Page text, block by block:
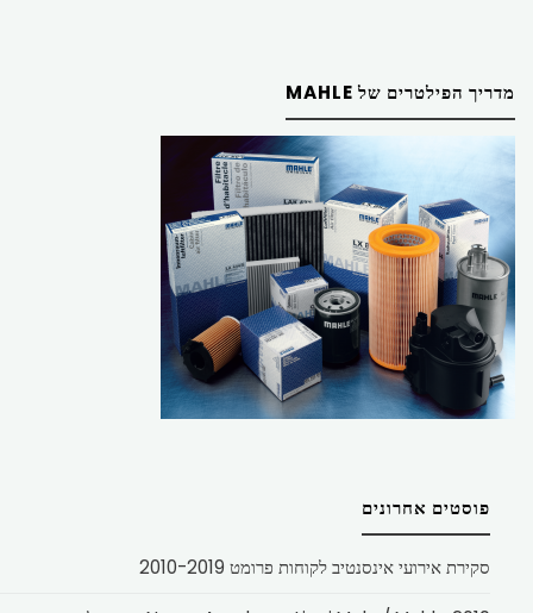
מדריך הפילטרים של MAHLE
פוסטים אחרונים
סקירת אירועי אינסנטיב לקוחות פרומט 2010-2019